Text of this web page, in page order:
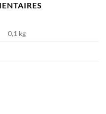
0,1 kg